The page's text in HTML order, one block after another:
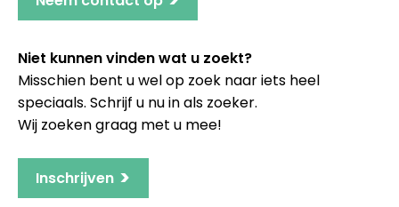
Niet kunnen vinden wat u zoekt?
Misschien bent u wel op zoek naar iets heel
speciaals. Schrijf u nu in als zoeker.
Wij zoeken graag met u mee!
Inschrijven >